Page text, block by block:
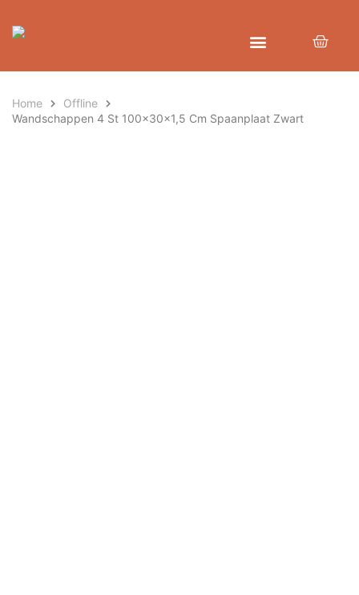
Home
Offline
Wandschappen 4 St 100x30x1,5 Cm Spaanplaat Zwart